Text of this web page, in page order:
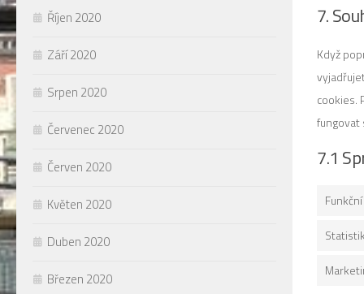
7.
Když
cookies.
fungovat
7.1
Funkční
Říjen 2020
Září 2020
Srpen 2020
Červenec 2020
Červen 2020
Květen 2020
Duben 2020
Březen 2020